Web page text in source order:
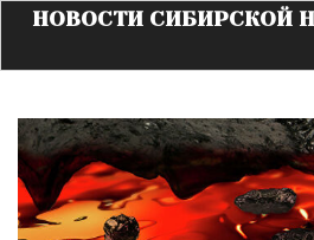
НОВОСТИ СИБИРСКОЙ